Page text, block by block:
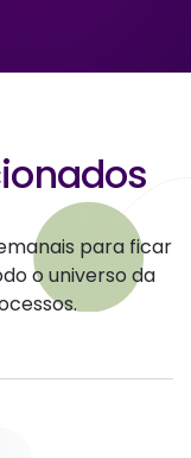
para ficar
o universo da